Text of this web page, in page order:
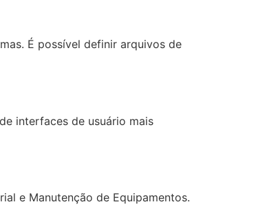
É possível definir arquivos de
interfaces de usuário mais
e Manutenção de Equipamentos.